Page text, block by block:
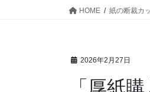
HOME 紙の断裁カ
2026年2月27日
「厚紙